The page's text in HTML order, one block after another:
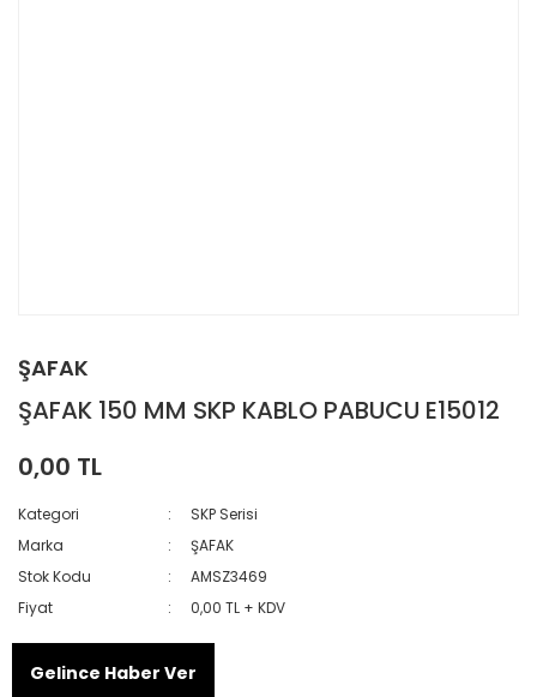
ŞAFAK
ŞAFAK 150 MM SKP KABLO PABUCU E15012
0,00 TL
Kategori
SKP Serisi
Marka
ŞAFAK
Stok Kodu
AMSZ3469
Fiyat
0,00 TL + KDV
Gelince Haber Ver